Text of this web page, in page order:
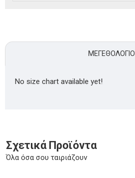
ΜΕΓΕΘΟΛΌΓΙΟ
No size chart available yet!
Σχετικά Προϊόντα
Όλα όσα σου ταιριάζουν